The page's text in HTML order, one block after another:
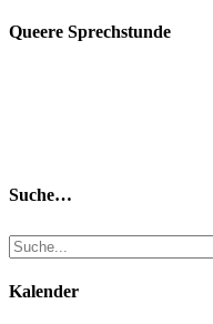
Queere Sprechstunde
Suche…
Kalender